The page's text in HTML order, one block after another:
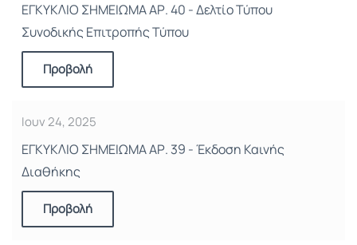
ΕΓΚΥΚΛΙΟ ΣΗΜΕΙΩΜΑ ΑΡ. 40 - Δελτίο Τύπου
Συνοδικής Επιτροπής Τύπου
Προβολή
Ιουν 24, 2025
ΕΓΚΥΚΛΙΟ ΣΗΜΕΙΩΜΑ ΑΡ. 39 - Έκδοση Καινής
Διαθήκης
Προβολή